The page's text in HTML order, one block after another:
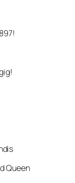
Queen